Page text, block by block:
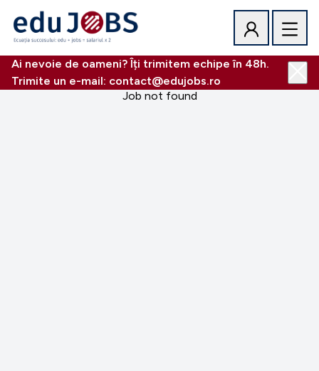
Ai nevoie de oameni? Îți trimitem echipe în 48h.
Trimite un e-mail: contact@edujobs.ro
Job not found